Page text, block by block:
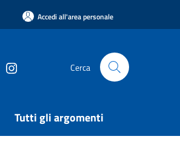
Accedi all'area personale
Cerca
Tutti gli argomenti